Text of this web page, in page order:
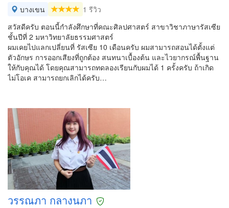
บางเขน
1 รีวิว
สวัสดีครับ ตอนนี้กำลังศึกษาที่คณะศิลปศาสตร์ สาขาวิชาภาษารัสเซีย
ชั้นปีที่ 2 มหาวิทยาลัยธรรมศาสตร์
ผมเคยไปแลกเปลี่ยนที่ รัสเซีย 10 เดือนครับ ผมสามารถสอนได้ตั้งแต่
ตัวอักษร การออกเสียงที่ถูกต้อง สนทนาเบื้องต้น และไวยากรณ์พื้นฐาน
ให้กับคุณได้ โดยคุณสามารถทดลองเรียนกับผมได้ 1 ครั้งครับ ถ้าเกิด
ไม่โอเค สามารถยกเลิกได้ครับ…
วรรณภา กลางนภา